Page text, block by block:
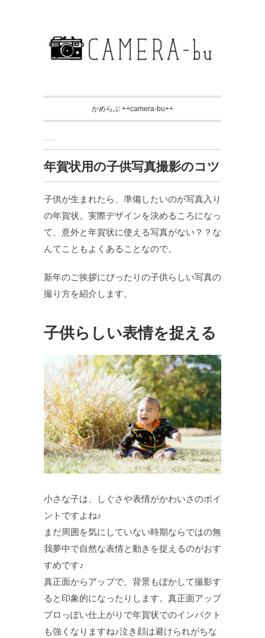
かめらぶ ++camera-bu++
写真年賀状
年賀状用の子供写真撮影のコツ
子供が生まれたら、準備したいのが写真入り
の年賀状。実際デザインを決めるころになっ
て、意外と年賀状に使える写真がない？？な
んてこともよくあることなので。
新年のご挨拶にぴったりの子供らしい写真の
撮り方を紹介します。
子供らしい表情を捉える
小さな子は、しぐさや表情がかわいさのポイ
ントですよね♪
まだ周囲を気にしていない時期ならではの無
我夢中で自然な表情と動きを捉えるのがおす
すめです♪
真正面からアップで、背景もぼかして撮影す
ると印象的になったりします。真正面アップ
プロっぽい仕上がりで年賀状でのインパクト
も強くなりますね♪泣き顔は避けられがちな